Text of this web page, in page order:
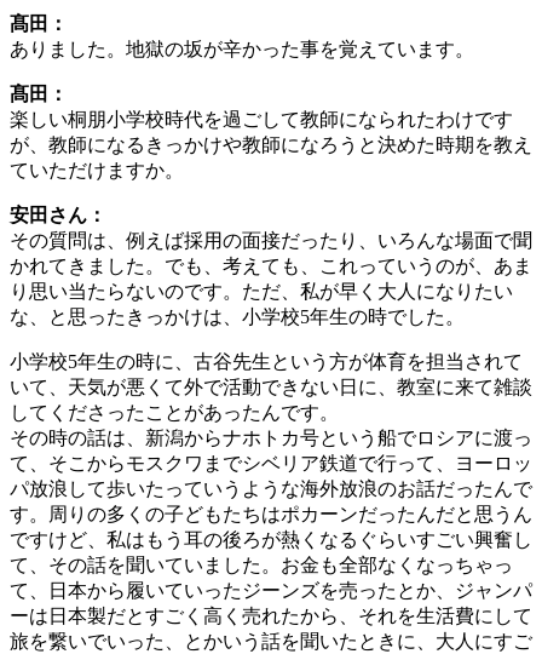
髙田：
ありました。地獄の坂が辛かった事を覚えています。
髙田：
楽しい桐朋小学校時代を過ごして教師になられたわけです
が、教師になるきっかけや教師になろうと決めた時期を教え
ていただけますか。
安田さん：
その質問は、例えば採用の面接だったり、いろんな場面で聞
かれてきました。でも、考えても、これっていうのが、あま
り思い当たらないのです。ただ、私が早く大人になりたい
な、と思ったきっかけは、小学校5年生の時でした。
小学校5年生の時に、古谷先生という方が体育を担当されて
いて、天気が悪くて外で活動できない日に、教室に来て雑談
してくださったことがあったんです。
その時の話は、新潟からナホトカ号という船でロシアに渡っ
て、そこからモスクワまでシベリア鉄道で行って、ヨーロッ
パ放浪して歩いたっていうような海外放浪のお話だったんで
す。周りの多くの子どもたちはポカーンだったんだと思うん
ですけど、私はもう耳の後ろが熱くなるぐらいすごい興奮し
て、その話を聞いていました。お金も全部なくなっちゃっ
て、日本から履いていったジーンズを売ったとか、ジャンパ
ーは日本製だとすごく高く売れたから、それを生活費にして
旅を繋いでいった、とかいう話を聞いたときに、大人にすご